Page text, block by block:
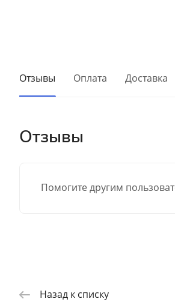
Отзывы Оплата Доставка
Отзывы
Помогите другим
Назад к списку